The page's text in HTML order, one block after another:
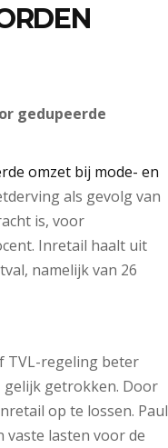
gedupeerde
omzet bij mode- en
als gevolg van
is, voor
Inretail haalt uit
namelijk van 26
TVL-regeling beter
getrokken. Door
op te lossen. Paul
vaste lasten voor de